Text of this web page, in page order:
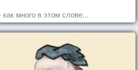
много в этом слове...